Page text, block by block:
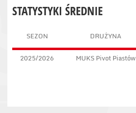
STATYSTYKI ŚREDNIE
SEZON DRUŻYNA
2025/2026 MUKS Pivot Piastów